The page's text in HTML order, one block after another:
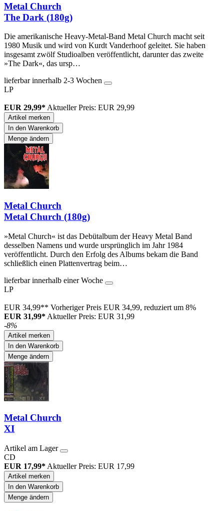
Metal Church
The Dark (180g)
Die amerikanische Heavy-Metal-Band Metal Church macht seit
1980 Musik und wird von Kurdt Vanderhoof geleitet. Sie haben
insgesamt zwölf Studioalben veröffentlicht, darunter das zweite
»The Dark«, das ursp…
lieferbar innerhalb 2-3 Wochen
LP
EUR 29,99* Aktueller Preis: EUR 29,99
Artikel merken
In den Warenkorb
Menge ändern
Metal Church
Metal Church (180g)
»Metal Church« ist das Debütalbum der Heavy Metal Band
desselben Namens und wurde ursprünglich im Jahr 1984
veröffentlicht. Durch den Erfolg des Albums bekam die Band
schließlich einen Plattenvertrag beim…
lieferbar innerhalb einer Woche
LP
EUR 34,99** Vorheriger Preis EUR 34,99, reduziert um 8%
EUR 31,99* Aktueller Preis: EUR 31,99
-8%
Artikel merken
In den Warenkorb
Menge ändern
Metal Church
XI
Artikel am Lager
CD
EUR 17,99* Aktueller Preis: EUR 17,99
Artikel merken
In den Warenkorb
Menge ändern